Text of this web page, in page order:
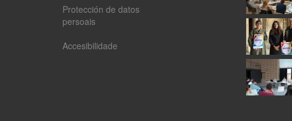
Protección de datos
persoais
Accesibilidade